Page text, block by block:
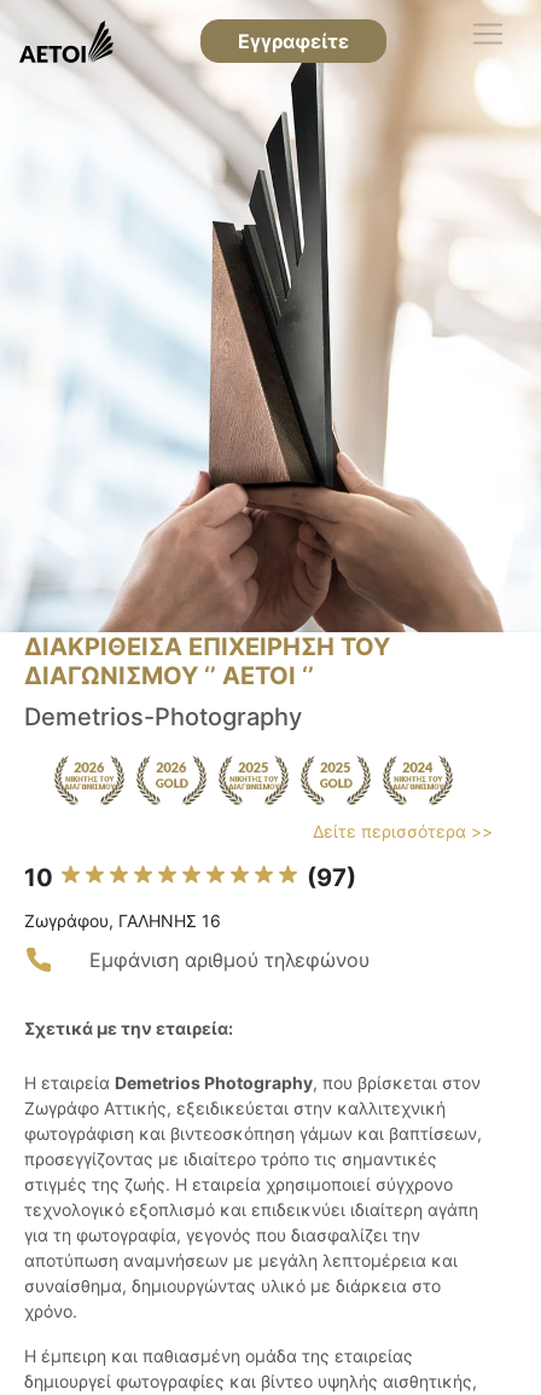
Εγγραφείτε
ΔΙΑΚΡΙΘΕΙΣΑ ΕΠΙΧΕΙΡΗΣΗ ΤΟΥ
ΔΙΑΓΩΝΙΣΜΟΥ ‘’ ΑΕΤΟΙ ‘’
Demetrios-Photography
Δείτε περισσότερα >>
10 (97)
Ζωγράφου, ΓΑΛΗΝΗΣ 16
Εμφάνιση αριθμού τηλεφώνου
Σχετικά με την εταιρεία:
Η εταιρεία Demetrios Photography, που βρίσκεται στον
Ζωγράφο Αττικής, εξειδικεύεται στην καλλιτεχνική
φωτογράφιση και βιντεοσκόπηση γάμων και βαπτίσεων,
προσεγγίζοντας με ιδιαίτερο τρόπο τις σημαντικές
στιγμές της ζωής. Η εταιρεία χρησιμοποιεί σύγχρονο
τεχνολογικό εξοπλισμό και επιδεικνύει ιδιαίτερη αγάπη
για τη φωτογραφία, γεγονός που διασφαλίζει την
αποτύπωση αναμνήσεων με μεγάλη λεπτομέρεια και
συναίσθημα, δημιουργώντας υλικό με διάρκεια στο
χρόνο.
Η έμπειρη και παθιασμένη ομάδα της εταιρείας
δημιουργεί φωτογραφίες και βίντεο υψηλής αισθητικής,